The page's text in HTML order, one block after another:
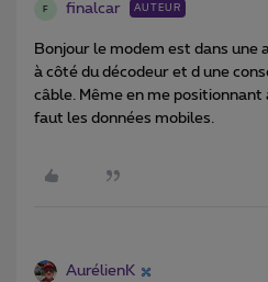
F finalcar AUTEUR
Bonjour le modem est dans
à côté du décodeur et d une
câble. Même en me
faut les données mobiles.
AurélienK